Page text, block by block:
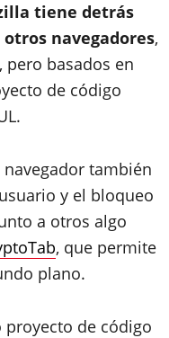
tiene detrás
navegadores,
pero basados en
de código
navegador también
y el bloqueo
a otros algo
, que permite
plano.
proyecto de código